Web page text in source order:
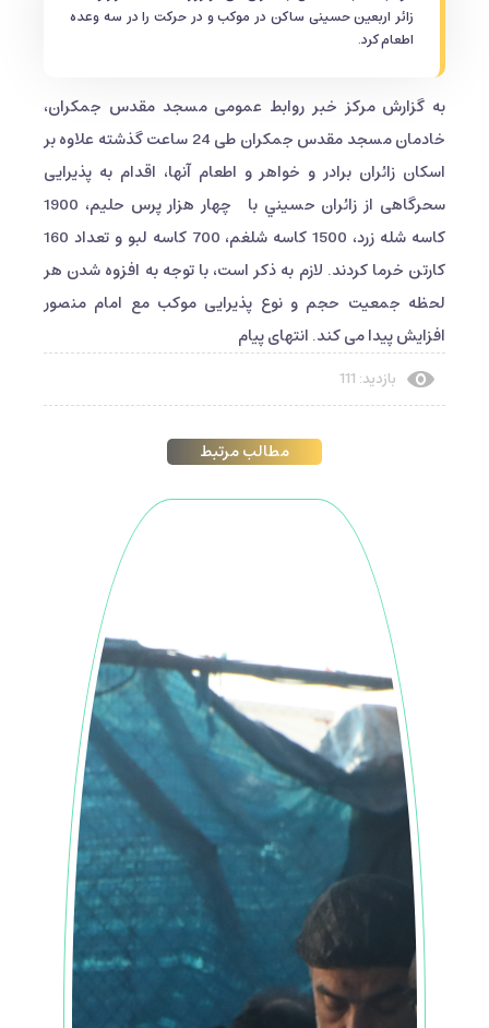
زائر اربعین حسینی ساکن در موکب و در حرکت را در سه وعده
اطعام كرد.
به گزارش مرکز خبر روابط عمومی مسجد مقدس جمکران،
خادمان مسجد مقدس جمكران طی 24 ساعت گذشته علاوه بر
اسکان زائران برادر و خواهر و اطعام آنها، اقدام به پذیرایی
سحرگاهی از زائران حسيني با چهار هزار پرس حلیم، 1900
كاسه شله زرد، 1500 كاسه شلغم، 700 كاسه لبو و تعداد 160
کارتن خرما كردند. لازم به ذکر است، با توجه به افزوه شدن هر
لحظه جمعیت حجم و نوع پذیرایی موکب مع امام منصور
افزایش پیدا می کند. انتهای پیام
بازدید: 111
مطالب مرتبط